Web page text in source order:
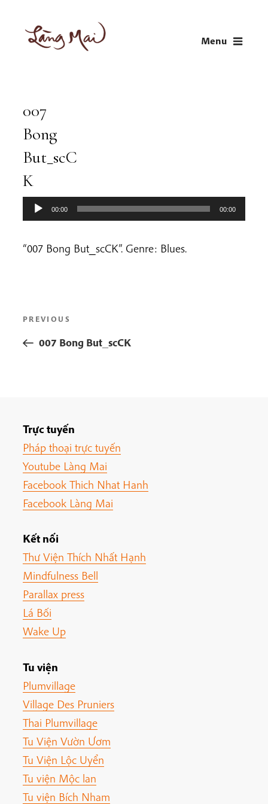
content
Menu
007
Bong
But_scC
K
00:00 00:00
“007 Bong But_scCK”. Genre: Blues.
Previous
Post
PREVIOUS
007 Bong But_scCK
Trực tuyến
Pháp thoại trực tuyến
Youtube Làng Mai
Facebook Thich Nhat Hanh
Facebook Làng Mai
Kết nối
Thư Viện Thích Nhất Hạnh
Mindfulness Bell
Parallax press
Lá Bối
Wake Up
Tu viện
Plumvillage
Village Des Pruniers
Thai Plumvillage
Tu Viện Vườn Ươm
Tu Viện Lộc Uyển
Tu viện Mộc lan
Tu viện Bích Nham